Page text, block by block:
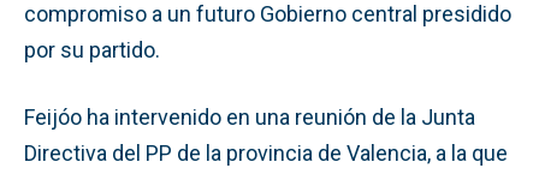
compromiso a un futuro Gobierno central presidido
por su partido.
Feijóo ha intervenido en una reunión de la Junta
Directiva del PP de la provincia de Valencia, a la que